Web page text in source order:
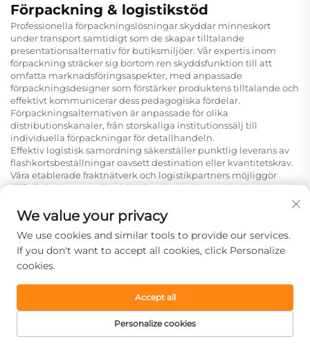
Förpackning & logistikstöd
Professionella förpackningslösningar skyddar minneskort
under transport samtidigt som de skapar tilltalande
presentationsalternativ för butiksmiljöer. Vår expertis inom
förpackning sträcker sig bortom ren skyddsfunktion till att
omfatta marknadsföringsaspekter, med anpassade
förpackningsdesigner som förstärker produktens tilltalande och
effektivt kommunicerar dess pedagogiska fördelar.
Förpackningsalternativen är anpassade för olika
distributionskanaler, från storskaliga institutionssälj till
individuella förpackningar för detallhandeln.
Effektiv logistisk samordning säkerställer punktlig leverans av
flashkortsbeställningar oavsett destination eller kvantitetskrav.
Våra etablerade fraktnätverk och logistikpartners möjliggör
tillförlitlig leverans till utbildningsinrättningar, distributörer och
återförsäljare över hela världen. Omsorgsfull hanteringsrutiner
bevarar produktintegriteten under hela fraktprocessen, så att
flashkorten levereras i perfekt skick och är klara för omedelbar
användning.
Lagerhållningstjänster stödjer återförsäljare och distributörer
genom att erbjuda flexibla beställningsalternativ och
efterfrågevariationer. Dessa omfattande logistikservicetjänster
minskar den operativa komplexiteten för våra kunder samtidigt
som de säkerställer konsekvent produkttillgänglighet för
Varför välja oss
We value your privacy
We use cookies and similar tools to provide our services.
If you don't want to accept all cookies, click Personalize
cookies.
Personalize cookies
Accept all